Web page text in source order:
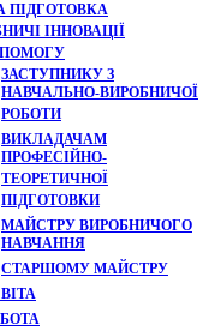
ПІДГОТОВКА
ІННОВАЦІЇ
ЗАСТУПНИКУ З
НАВЧАЛЬНО-ВИРОБНИЧОЇ
РОБОТИ
ВИКЛАДАЧАМ
ПРОФЕСІЙНО-
ТЕОРЕТИЧНОЇ
ПІДГОТОВКИ
МАЙСТРУ ВИРОБНИЧОГО
НАВЧАННЯ
СТАРШОМУ МАЙСТРУ